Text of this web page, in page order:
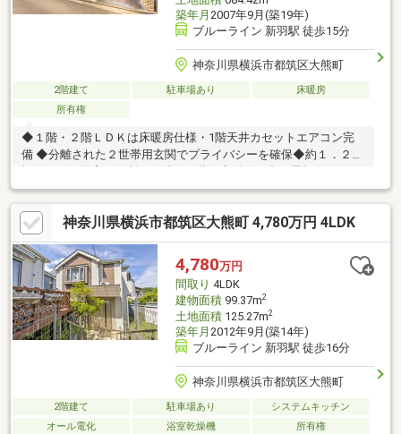
築年月 2007年9月(築19年)
ブルーライン 新羽駅 徒歩15分
神奈川県横浜市都筑区大熊町
2階建て 駐車場あり
床暖房
所有権
◆１階・２階ＬＤＫは床暖房仕様・1階天井カセットエアコン完
備 ◆分離された２世帯用玄関でプライバシーを確保◆約１．２５
ッターゲート付きカーポート◆横浜市営地下鉄ブルーライン線
「新羽駅」徒歩15分◆閑静な住宅街◆日当たり良好◆こだわりの
２世帯注文住宅◆２００７年９月築◆１階／４ＬＤＫ・１３６．
７４m2◆２階／３ＳＬＤＫ・１００．０m2 計２３７．４６
m2※土地面積にセットバック面積約4.57m2が含まれます。※市街
化調整区域ですが再建築可（「旧住宅地造成事業に関する法律」
の認可）
神奈川県横浜市都筑区大熊町 4,780万円 4LDK
4,780万円
間取り 4LDK
建物面積99.37m2
土地面積125.27m2
築年月 2012年9月(築14年)
ブルーライン 新羽駅 徒歩16分
神奈川県横浜市都筑区大熊町
2階建て 駐車場あり
システムキッチン
オール電化
浴室乾燥機 所有権